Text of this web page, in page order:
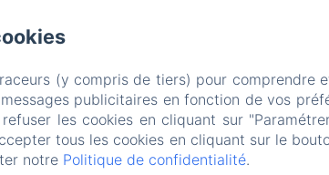
(y compris de tiers) pour comprendre
publicitaires en fonction de vos
les cookies en cliquant sur
tous les cookies en cliquant sur le
notre Politique de confidentialité.